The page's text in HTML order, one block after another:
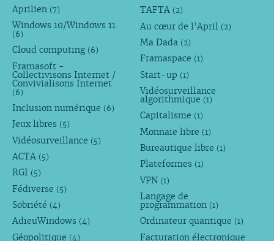
Aprilien (7)
Windows 10/Windows 11
(6)
Cloud computing (6)
Framasoft -
Collectivisons Internet /
Convivialisons Internet
(6)
Inclusion numérique (6)
Jeux libres (5)
Vidéosurveillance (5)
ACTA (5)
RGI (5)
Fédiverse (5)
Sobriété (4)
AdieuWindows (4)
Géopolitique (4)
TAFTA (2)
Au cœur de l’April (2)
Ma Dada (2)
Framaspace (1)
Start-up (1)
Vidéosurveillance
algorithmique (1)
Capitalisme (1)
Monnaie libre (1)
Bureautique libre (1)
Plateformes (1)
VPN (1)
Langage de
programmation (1)
Ordinateur quantique (1)
Facturation électronique